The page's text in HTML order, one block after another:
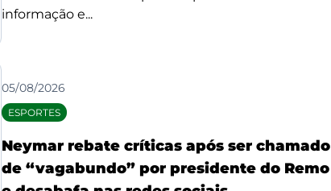
informação e...
05/08/2026
ESPORTES
Neymar rebate críticas após ser chamado
de “vagabundo” por presidente do Remo